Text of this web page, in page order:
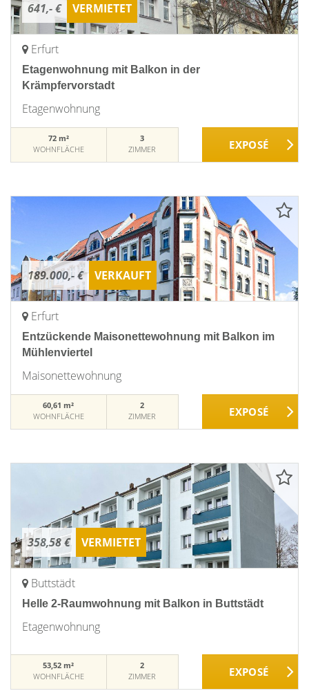
641,- € VERMIETET
Erfurt
Etagenwohnung mit Balkon in der
Krämpfervorstadt
Etagenwohnung
72 m²
WOHNFLÄCHE
3
ZIMMER
189.000,- € VERKAUFT
Erfurt
Entzückende Maisonettewohnung mit Balkon im
Mühlenviertel
Maisonettewohnung
60,61 m²
WOHNFLÄCHE
2
ZIMMER
358,58 € VERMIETET
Buttstädt
Helle 2-Raumwohnung mit Balkon in Buttstädt
Etagenwohnung
53,52 m²
WOHNFLÄCHE
2
ZIMMER